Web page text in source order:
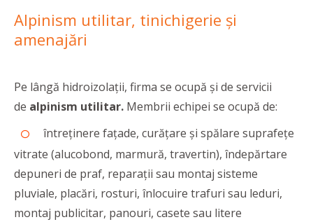
Alpinism utilitar, tinichigerie şi
amenajări
Pe lângă hidroizolații, firma se ocupă și de servicii
de alpinism utilitar. Membrii echipei se ocupă de:
întreținere fațade, curățare și spălare suprafețe
vitrate (alucobond, marmură, travertin), îndepărtare
depuneri de praf, reparații sau montaj sisteme
pluviale, placări, rosturi, înlocuire trafuri sau leduri,
montaj publicitar, panouri, casete sau litere